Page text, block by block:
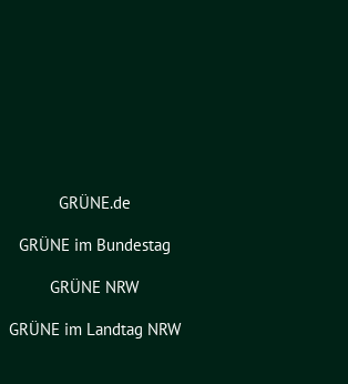
GRÜNE.de
GRÜNE im Bundestag
GRÜNE NRW
GRÜNE im Landtag NRW